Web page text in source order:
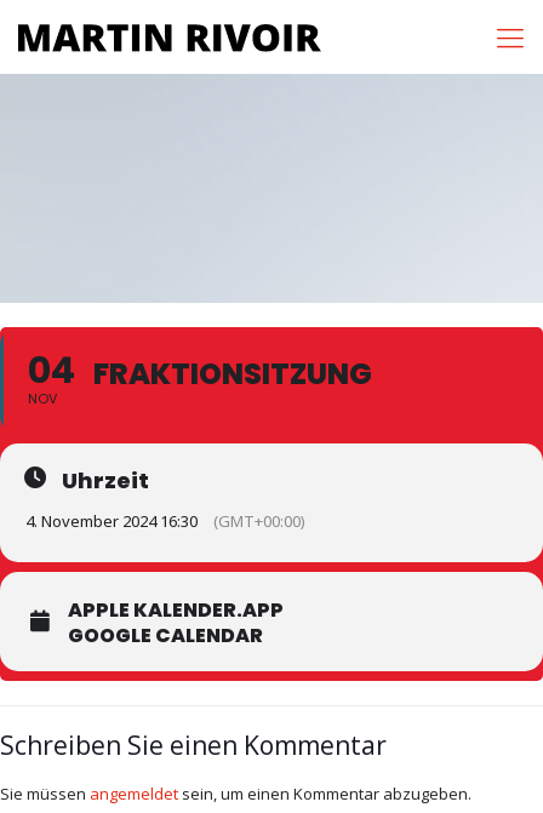
04
NOV
FRAKTIONSITZUNG
Uhrzeit
4. November 2024 16:30 (GMT+00:00)
APPLE KALENDER.APP
GOOGLE CALENDAR
Schreiben Sie einen Kommentar
Sie müssen angemeldet sein, um einen Kommentar abzugeben.